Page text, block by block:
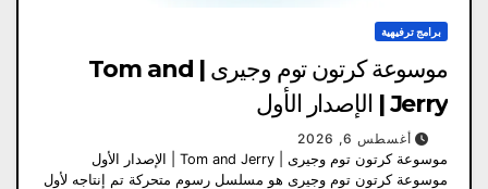
برامج ترفيهية
موسوعة كرتون توم وجيرى | Tom and
Jerry | الإصدار الأول
أغسطس 6, 2026
موسوعة كرتون توم وجيرى | Tom and Jerry | الإصدار الأول
موسوعة كرتون توم وجيرى هو مسلسل رسوم متحركة تم إنتاجه لأول